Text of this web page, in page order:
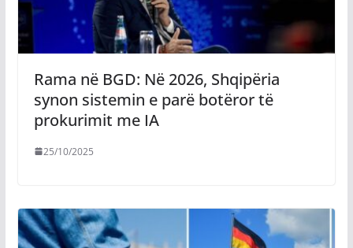
Rama në BGD: Në 2026, Shqipëria
synon sistemin e parë botëror të
prokurimit me IA
25/10/2025